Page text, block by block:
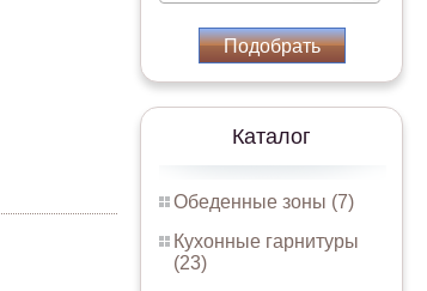
Подобрать
Каталог
Обеденные зоны (7)
Кухонные гарнитуры
(23)